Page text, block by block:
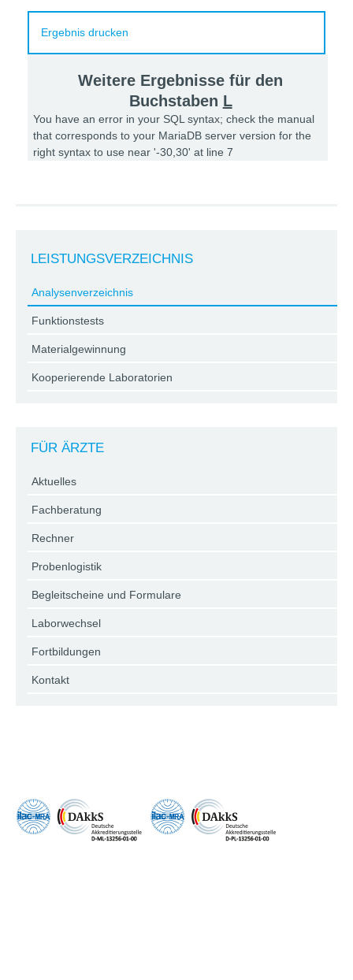
Ergebnis drucken
Weitere Ergebnisse für den
Buchstaben L
You have an error in your SQL syntax; check the manual
that corresponds to your MariaDB server version for the
right syntax to use near '-30,30' at line 7
LEISTUNGSVERZEICHNIS
Analysenverzeichnis
Funktionstests
Materialgewinnung
Kooperierende Laboratorien
FÜR ÄRZTE
Aktuelles
Fachberatung
Rechner
Probenlogistik
Begleitscheine und Formulare
Laborwechsel
Fortbildungen
Kontakt